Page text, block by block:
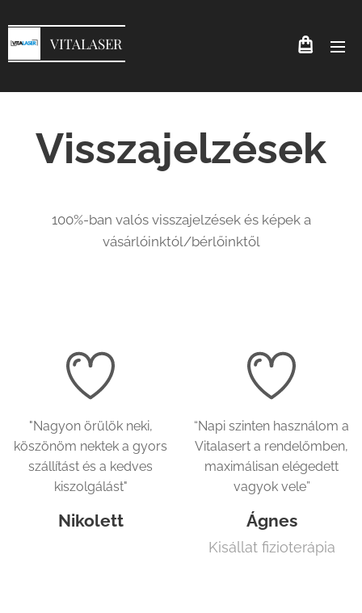
VITALASER
Visszajelzések
100%-ban valós visszajelzések és képek a
vásárlóinktól/bérlőinktől
"Nagyon örülök neki,
köszönöm nektek a gyors
szállítást és a kedves
kiszolgálást"
Nikolett
“Napi szinten használom a
Vitalasert a rendelőmben,
maximálisan elégedett
vagyok vele”
Ágnes
Kisállat fizioterápia